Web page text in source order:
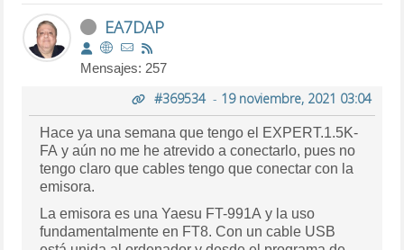
EA7DAP
Mensajes: 257
#369534- 19 noviembre, 2021 03:04
Hace ya una semana que tengo el EXPERT.1.5K-
FA y aún no me he atrevido a conectarlo, pues no
tengo claro que cables tengo que conectar con la
emisora.
La emisora es una Yaesu FT-991A y la uso
fundamentalmente en FT8. Con un cable USB